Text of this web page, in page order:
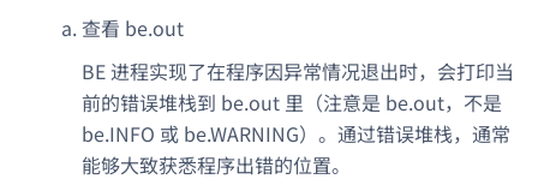
查看 be.out
BE 进程实现了在程序因异常情况退出时，会打印当
前的错误堆栈到 be.out 里（注意是 be.out，不是
be.INFO 或 be.WARNING）。通过错误堆栈，通常
能够大致获悉程序出错的位置。